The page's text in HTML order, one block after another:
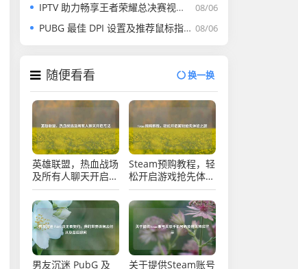
08/06
IPTV 助力畅享王者荣耀总决赛视频完整版盛宴
08/06
PUBG 最佳 DPI 设置及推荐鼠标指南
随便看看 换一换
英雄联盟，热血战场
及所有人聊天开启方
法
Steam预购教程，轻
松开启游戏抢先体验
之旅
男友沉迷 PubG 及
关于提供Steam账号